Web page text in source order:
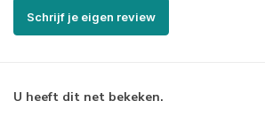
Schrijf je eigen review
U heeft dit net bekeken.